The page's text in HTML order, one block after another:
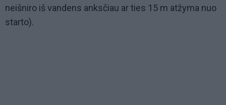
neišniro iš vandens anksčiau ar ties 15 m atžyma nuo
starto).